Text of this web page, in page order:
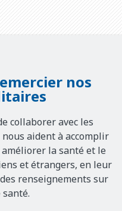
nos
collaborer avec les
aident à accomplir
la santé et le
et étrangers, en leur
renseignements sur
santé.